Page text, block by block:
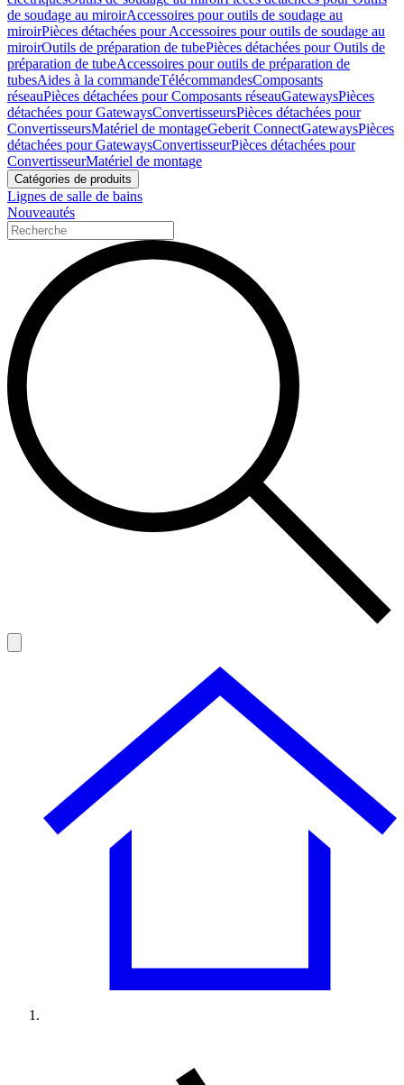
de soudage au miroirAccessoires pour outils de soudage au
miroirPièces détachées pour Accessoires pour outils de soudage au
miroirOutils de préparation de tubePièces détachées pour Outils de
préparation de tubeAccessoires pour outils de préparation de
tubesAides à la commandeTélécommandesComposants
réseauPièces détachées pour Composants réseauGatewaysPièces
détachées pour GatewaysConvertisseursPièces détachées pour
ConvertisseursMatériel de montageGeberit ConnectGatewaysPièces
détachées pour GatewaysConvertisseurPièces détachées pour
ConvertisseurMatériel de montage
Catégories de produits
Lignes de salle de bains
Nouveautés